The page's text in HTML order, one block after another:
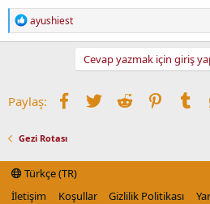
R
e
a
o
n
:
ayushiest
Cevap yazmak için giriş
Paylaş: Facebook
TwitterReddit
Gezi Rotası
Türkçe (TR)
İletişim
Koşullar Gizlilik Politikası